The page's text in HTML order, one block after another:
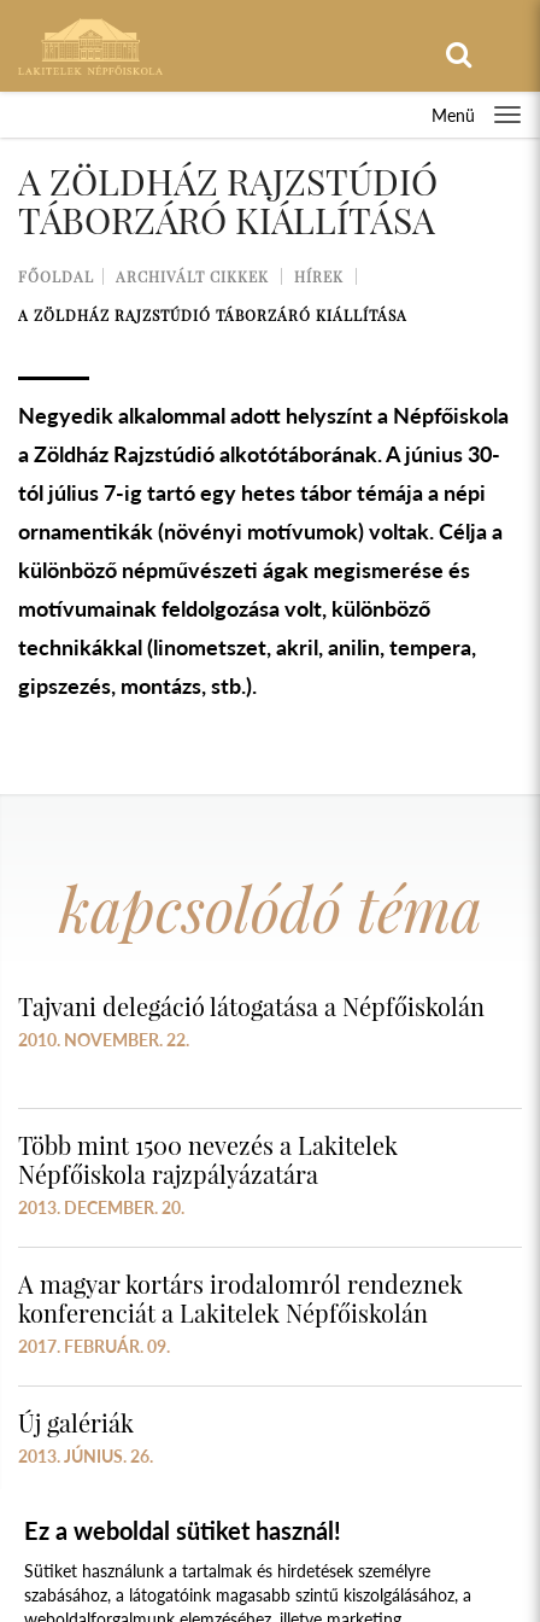
Menü
A ZÖLDHÁZ RAJZSTÚDIÓ
TÁBORZÁRÓ KIÁLLÍTÁSA
FŐOLDAL ARCHIVÁLT CIKKEK
HÍREK
A ZÖLDHÁZ RAJZSTÚDIÓ TÁBORZÁRÓ KIÁLLÍTÁSA
Negyedik alkalommal adott helyszínt a Népfőiskola
a Zöldház Rajzstúdió alkotótáborának. A június 30-
tól július 7-ig tartó egy hetes tábor témája a népi
ornamentikák (növényi motívumok) voltak. Célja a
különböző népművészeti ágak megismerése és
motívumainak feldolgozása volt, különböző
technikákkal (linometszet, akril, anilin, tempera,
gipszezés, montázs, stb.).
kapcsolódó téma
Tajvani delegáció látogatása a Népfőiskolán
2010. NOVEMBER. 22.
Több mint 1500 nevezés a Lakitelek
Népfőiskola rajzpályázatára
2013. DECEMBER. 20.
A magyar kortárs irodalomról rendeznek
konferenciát a Lakitelek Népfőiskolán
2017. FEBRUÁR. 09.
Új galériák
2013. JÚNIUS. 26.
Ez a weboldal sütiket használ!
Sütiket használunk a tartalmak és hirdetések személyre
szabásához, a látogatóink magasabb szintű kiszolgálásához, a